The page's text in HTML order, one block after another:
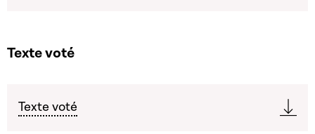
Texte voté
Texte voté